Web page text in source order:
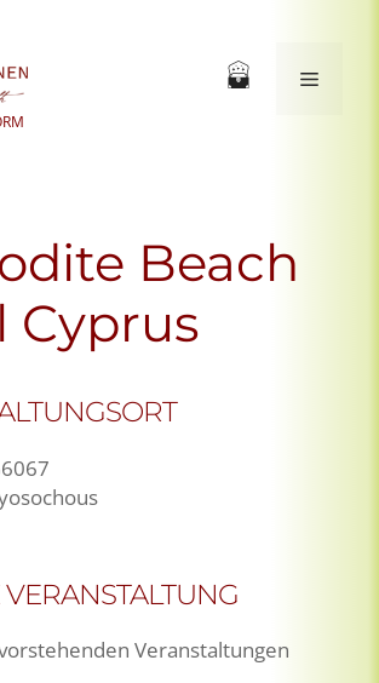
Menü
Beach
Cyprus
Veranstaltungen